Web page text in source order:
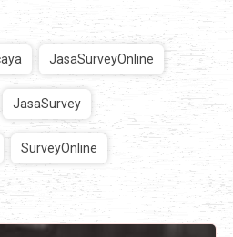
JasaSurveyOnline
JasaSurvey
SurveyOnline